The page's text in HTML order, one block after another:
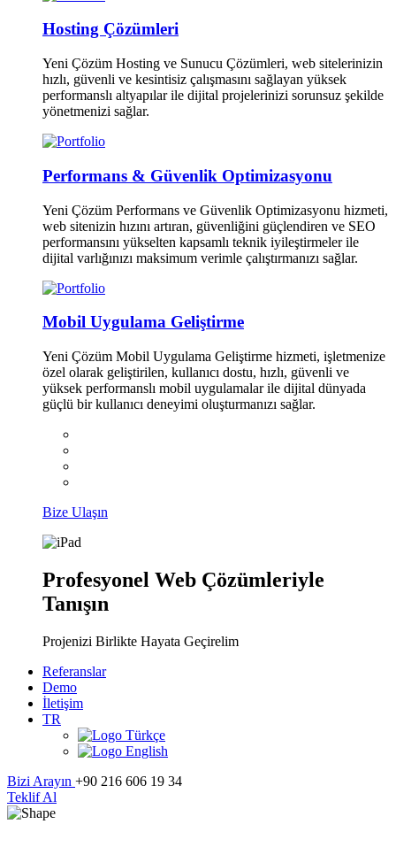
Hosting Çözümleri
Yeni Çözüm Hosting ve Sunucu Çözümleri, web sitelerinizin
hızlı, güvenli ve kesintisiz çalışmasını sağlayan yüksek
performanslı altyapılar ile dijital projelerinizi sorunsuz şekilde
yönetmenizi sağlar.
Performans & Güvenlik Optimizasyonu
Yeni Çözüm Performans ve Güvenlik Optimizasyonu hizmeti,
web sitenizin hızını artıran, güvenliğini güçlendiren ve SEO
performansını yükselten kapsamlı teknik iyileştirmeler ile
dijital varlığınızı maksimum verimle çalıştırmanızı sağlar.
Mobil Uygulama Geliştirme
Yeni Çözüm Mobil Uygulama Geliştirme hizmeti, işletmenize
özel olarak geliştirilen, kullanıcı dostu, hızlı, güvenli ve
yüksek performanslı mobil uygulamalar ile dijital dünyada
güçlü bir kullanıcı deneyimi oluşturmanızı sağlar.
Bize Ulaşın
Profesyonel Web Çözümleriyle
Tanışın
Projenizi Birlikte Hayata Geçirelim
Referanslar
Demo
İletişim
TR
Türkçe
English
Bizi Arayın +90 216 606 19 34
Teklif Al